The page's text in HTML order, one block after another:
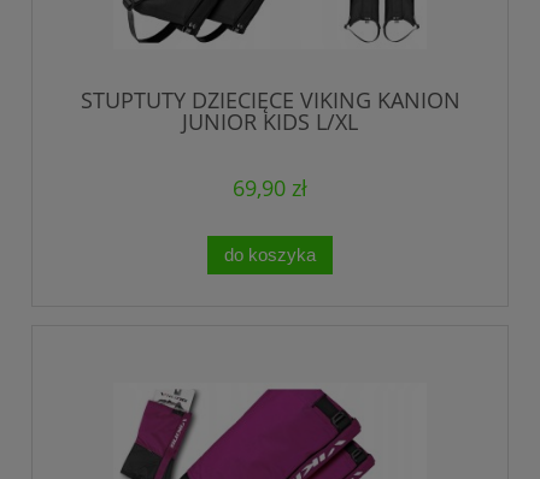
STUPTUTY DZIECIĘCE VIKING KANION
JUNIOR KIDS L/XL
69,90 zł
do koszyka